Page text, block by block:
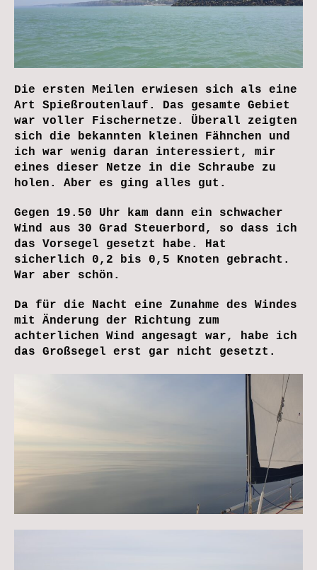
Die ersten Meilen erwiesen sich als eine
Art Spießroutenlauf. Das gesamte Gebiet
war voller Fischernetze. Überall zeigten
sich die bekannten kleinen Fähnchen und
ich war wenig daran interessiert, mir
eines dieser Netze in die Schraube zu
holen. Aber es ging alles gut.
Gegen 19.50 Uhr kam dann ein schwacher
Wind aus 30 Grad Steuerbord, so dass ich
das Vorsegel gesetzt habe. Hat
sicherlich 0,2 bis 0,5 Knoten gebracht.
War aber schön.
Da für die Nacht eine Zunahme des Windes
mit Änderung der Richtung zum
achterlichen Wind angesagt war, habe ich
das Großsegel erst gar nicht gesetzt.